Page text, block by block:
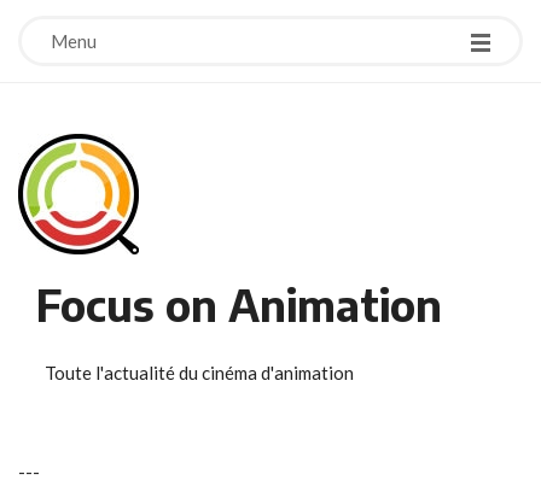
Menu
Focus on Animation
Toute l'actualité du cinéma d'animation
---